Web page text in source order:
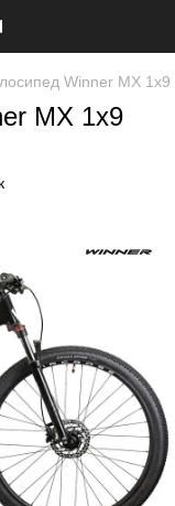
Winner MX
MX 1х9